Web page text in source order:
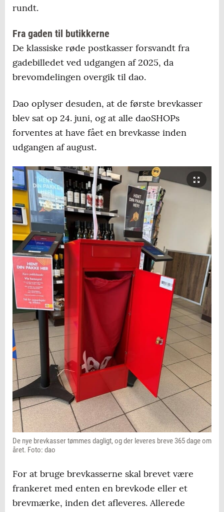
rundt.
Fra gaden til butikkerne
De klassiske røde postkasser forsvandt fra
gadebilledet ved udgangen af 2025, da
brevomdelingen overgik til dao.
Dao oplyser desuden, at de første brevkasser
blev sat op 24. juni, og at alle daoSHOPs
forventes at have fået en brevkasse inden
udgangen af august.
De nye brevkasser tømmes dagligt, og der leveres breve 365 dage om
året. Foto: dao
For at bruge brevkasserne skal brevet være
frankeret med enten en brevkode eller et
brevmærke, inden det afleveres. Allerede